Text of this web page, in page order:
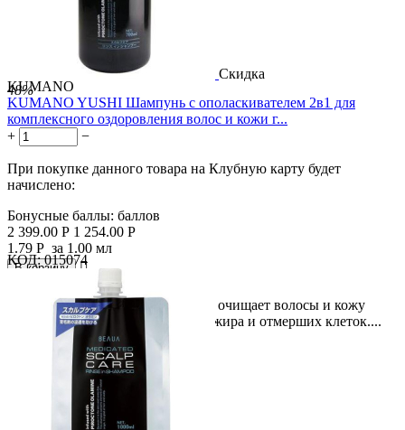
Скидка
48%
KUMANO
KUMANO YUSHI Шампунь с ополаскивателем 2в1 для
комплексного оздоровления волос и кожи г...
+
−
При покупке данного товара на Клубную карту будет
начислено:
Бонусные баллы: баллов
2 399.00 Р 1 254.00 Р
1.79 Р за 1.00 мл
В корзину

Описание: Шампунь для мужчин очищает волосы и кожу
головы от загрязнений, кожного жира и отмерших клеток....
КОД: 015074